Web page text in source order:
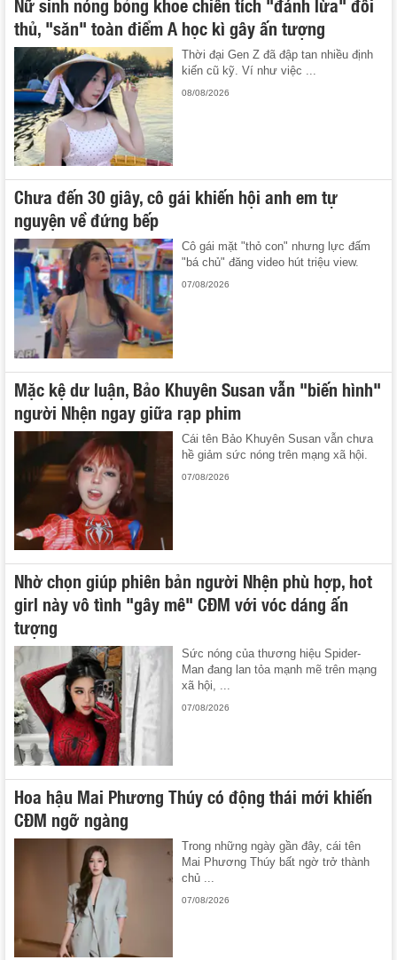
thủ, "săn" toàn điểm A học kì gây ấn tượng
Thời đại Gen Z đã đập tan nhiều định
kiến cũ kỹ. Ví như việc ...
08/08/2026
Chưa đến 30 giây, cô gái khiến hội anh em tự
nguyện về đứng bếp
Cô gái mặt "thỏ con" nhưng lực đấm
"bá chủ" đăng video hút triệu view.
07/08/2026
Mặc kệ dư luận, Bảo Khuyên Susan vẫn "biến hình"
người Nhện ngay giữa rạp phim
Cái tên Bảo Khuyên Susan vẫn chưa
hề giảm sức nóng trên mạng xã hội.
07/08/2026
Nhờ chọn giúp phiên bản người Nhện phù hợp, hot
girl này vô tình "gây mê" CĐM với vóc dáng ấn
tượng
Sức nóng của thương hiệu Spider-
Man đang lan tỏa mạnh mẽ trên mạng
xã hội, ...
07/08/2026
Hoa hậu Mai Phương Thúy có động thái mới khiến
CĐM ngỡ ngàng
Trong những ngày gần đây, cái tên
Mai Phương Thúy bất ngờ trở thành
chủ ...
07/08/2026